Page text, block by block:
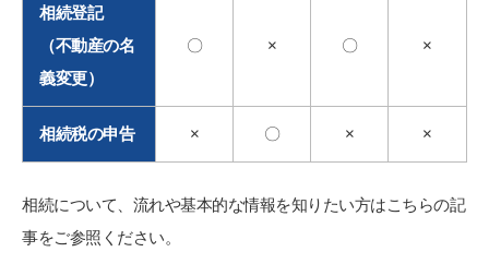
相続登記
（不動産の名
義変更）
〇 × 〇 ×
相続税の申告 × 〇 × ×
相続について、流れや基本的な情報を知りたい方はこちらの記
事をご参照ください。